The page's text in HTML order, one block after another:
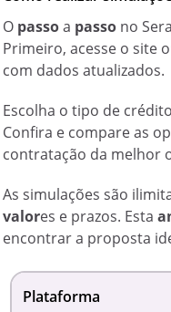
O passoa passo no
Primeiro, acesse o site
com dados atualizados.
Escolha o tipo de
Confira e compare as
contratação da melhor
As simulações são
valores e prazos. Esta
encontrar a proposta
Plataforma